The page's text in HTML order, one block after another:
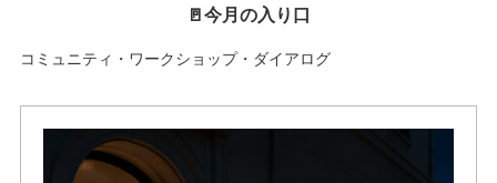
🚪今月の入り口
コミュニティ・ワークショップ・ダイアログ